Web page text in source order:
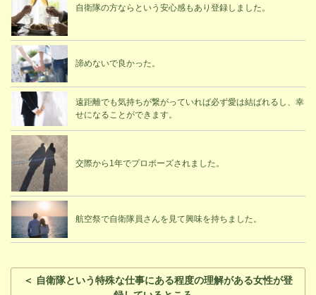
自衛隊の方ならという安心感もあり登録しました。
諦めないで良かった。
遠距離でも気持ちが繋がっていれば必ず愛は結ばれるし、幸
せになることができます。
交際から1年でプロポーズされました。
航空祭で自衛隊員さんを見て興味を持ちました。
＜ 自衛隊という特殊な仕事にある程度の理解がある女性が登